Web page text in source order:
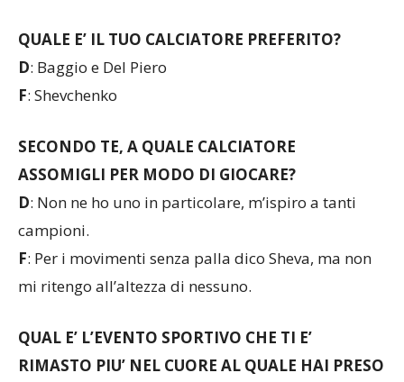
QUALE E’ IL TUO CALCIATORE PREFERITO?
D: Baggio e Del Piero
F: Shevchenko
SECONDO TE, A QUALE CALCIATORE
ASSOMIGLI PER MODO DI GIOCARE?
D: Non ne ho uno in particolare, m’ispiro a tanti
campioni.
F: Per i movimenti senza palla dico Sheva, ma non
mi ritengo all’altezza di nessuno.
QUAL E’ L’EVENTO SPORTIVO CHE TI E’
RIMASTO PIU’ NEL CUORE AL QUALE HAI PRESO